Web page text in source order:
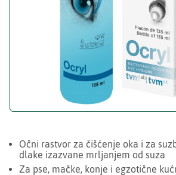
Očni rastvor za čišćenje oka i za
dlake izazvane mrljanjem od suza
Za pse, mačke, konje i egzotične